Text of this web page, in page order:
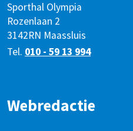
Sporthal Olympia
Rozenlaan 2
3142RN Maassluis
Tel. 010 - 59 13 994
Webredactie